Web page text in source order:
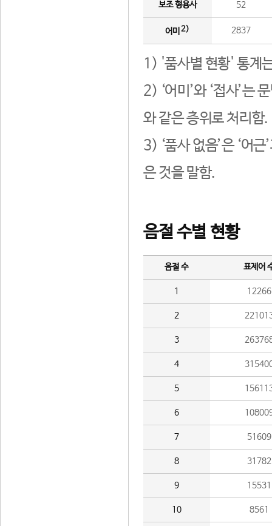
보조 형용사 52
어미 2) 2837
1) '품사별 현황' 통계
2) ‘어미’와 ‘접사’는
와 같은 층위로 처리함.
3) ‘품사 없음’은 ‘어
은 것을 말함.
음절 수별 현황
음절 수 표제어
1 12266
2
3
4
5
6
7 51609
8 31782
9 15531
10 8561